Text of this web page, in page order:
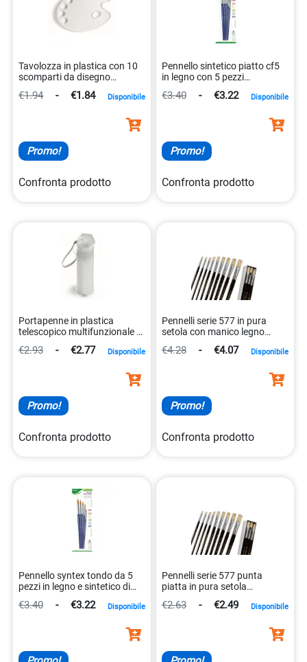
Tavolozza in plastica con 10
scomparti da disegno
€1.94 - €1.84 Disponibile
Promo!
Confronta prodotto
Pennello sintetico piatto cf5
in legno con 5 pezzi
€3.40 - €3.22 Disponibile
Promo!
Confronta prodotto
Portapenne in plastica
telescopico multifunzionale di
€2.93 - €2.77 Disponibile
Promo!
Confronta prodotto
Pennelli serie 577 in pura
setola con manico legno
€4.28 - €4.07 Disponibile
Promo!
Confronta prodotto
Pennello syntex tondo da 5
pezzi in legno e sintetico di
€3.40 - €3.22 Disponibile
Pennelli serie 577 punta
piatta in pura setola
8007509057728
€2.63 - €2.49 Disponibile